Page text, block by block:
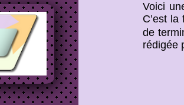
Voici
C’est
de
rédigée